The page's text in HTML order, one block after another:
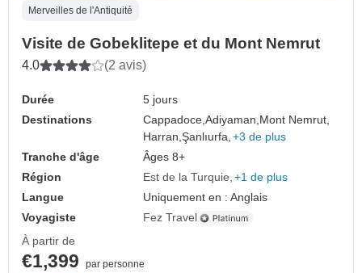
Merveilles de l'Antiquité
Visite de Gobeklitepe et du Mont Nemrut
4.0 (2 avis)
Durée
5 jours
Destinations
Cappadoce,Adiyaman,Mont Nemrut,
Harran,Şanlıurfa, +3 de plus
Tranche d'âge
Âges 8+
Région
Est de la Turquie +1 de plus
Langue
Uniquement en : Anglais
Voyagiste
Fez Travel
À partir de
€1,399
par personne